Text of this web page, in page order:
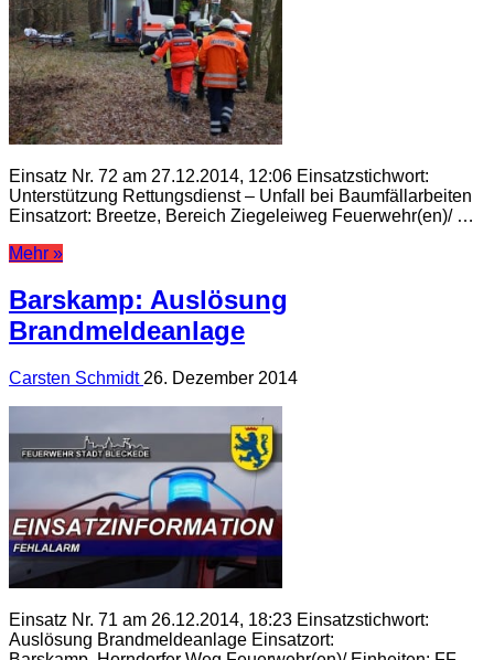
Einsatz Nr. 72 am 27.12.2014, 12:06 Einsatzstichwort:
Unterstützung Rettungsdienst – Unfall bei Baumfällarbeiten
Einsatzort: Breetze, Bereich Ziegeleiweg Feuerwehr(en)/ …
Mehr »
Barskamp: Auslösung
Brandmeldeanlage
Carsten Schmidt 26. Dezember 2014
Einsatz Nr. 71 am 26.12.2014, 18:23 Einsatzstichwort:
Auslösung Brandmeldeanlage Einsatzort: